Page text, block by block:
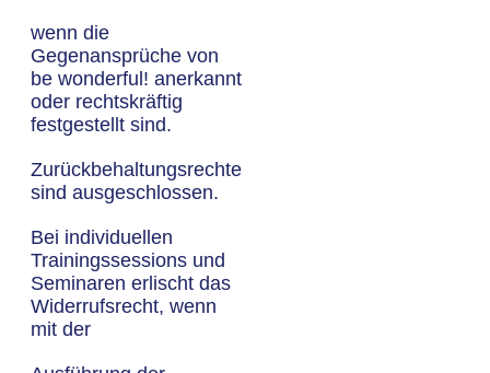
wenn die
Gegenansprüche von
be wonderful! anerkannt
oder rechtskräftig
festgestellt sind.
Zurückbehaltungsrechte
sind ausgeschlossen.
Bei individuellen
Trainingssessions und
Seminaren erlischt das
Widerrufsrecht, wenn
mit der